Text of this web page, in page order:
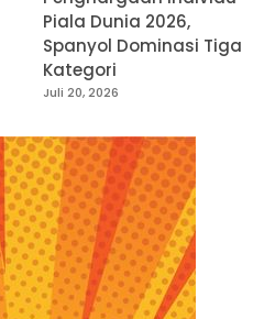
Piala Dunia 2026,
Spanyol Dominasi Tiga
Kategori
Juli 20, 2026